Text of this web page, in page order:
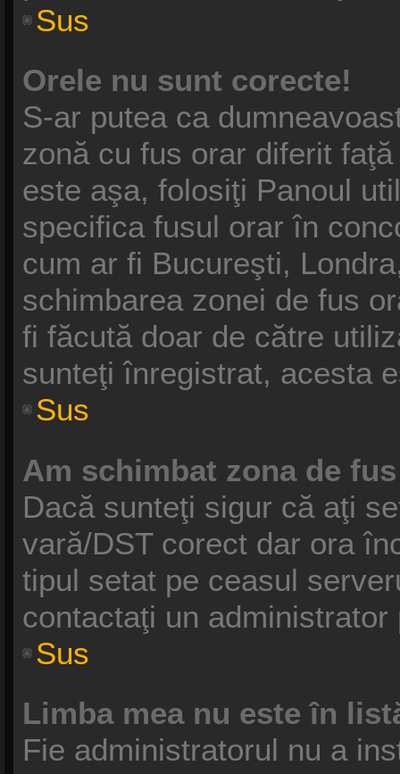
Sus
Orele nu sunt corecte!
S-ar putea ca
zonă cu fus orar diferit
este aşa, folosiţi Panoul
specifica fusul orar în
cum ar fi Bucureşti,
schimbarea zonei de fus
fi făcută doar de către
sunteţi înregistrat, acesta
Sus
Am schimbat zona de
Dacă sunteţi sigur că aţi
vară/DST corect dar ora
tipul setat pe ceasul
contactaţi un
Sus
Limba mea nu este în
Fie administratorul nu a